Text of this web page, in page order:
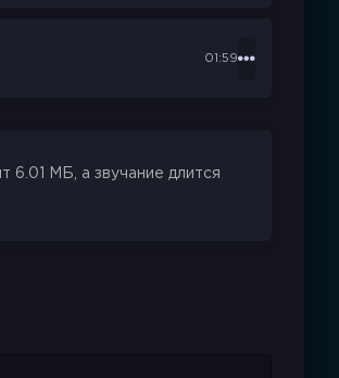
01:59
6.01 МБ, а звучание длится